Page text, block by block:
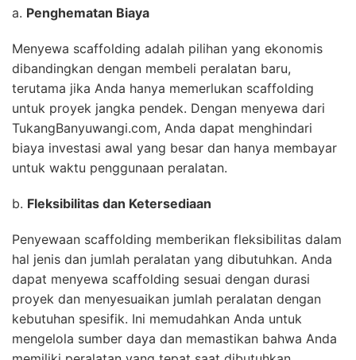
a. Penghematan Biaya
Menyewa scaffolding adalah pilihan yang ekonomis
dibandingkan dengan membeli peralatan baru,
terutama jika Anda hanya memerlukan scaffolding
untuk proyek jangka pendek. Dengan menyewa dari
TukangBanyuwangi.com, Anda dapat menghindari
biaya investasi awal yang besar dan hanya membayar
untuk waktu penggunaan peralatan.
b. Fleksibilitas dan Ketersediaan
Penyewaan scaffolding memberikan fleksibilitas dalam
hal jenis dan jumlah peralatan yang dibutuhkan. Anda
dapat menyewa scaffolding sesuai dengan durasi
proyek dan menyesuaikan jumlah peralatan dengan
kebutuhan spesifik. Ini memudahkan Anda untuk
mengelola sumber daya dan memastikan bahwa Anda